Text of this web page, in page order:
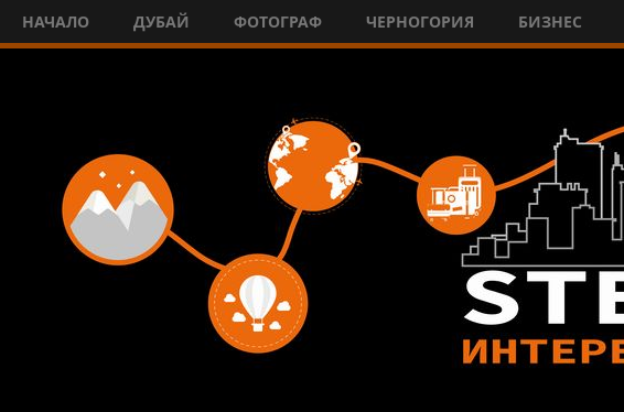
НАЧАЛО ДУБАЙ ФОТОГРАФ ЧЕРНОГОРИЯ БИЗНЕС